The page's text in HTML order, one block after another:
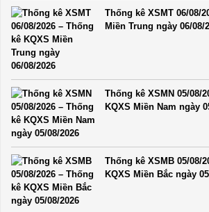
Thống kê XSMT 06/08/
Miền Trung ngày 06/08/
Thống kê XSMN 05/08/
KQXS Miền Nam ngày
Thống kê XSMB 05/08/
KQXS Miền Bắc ngày